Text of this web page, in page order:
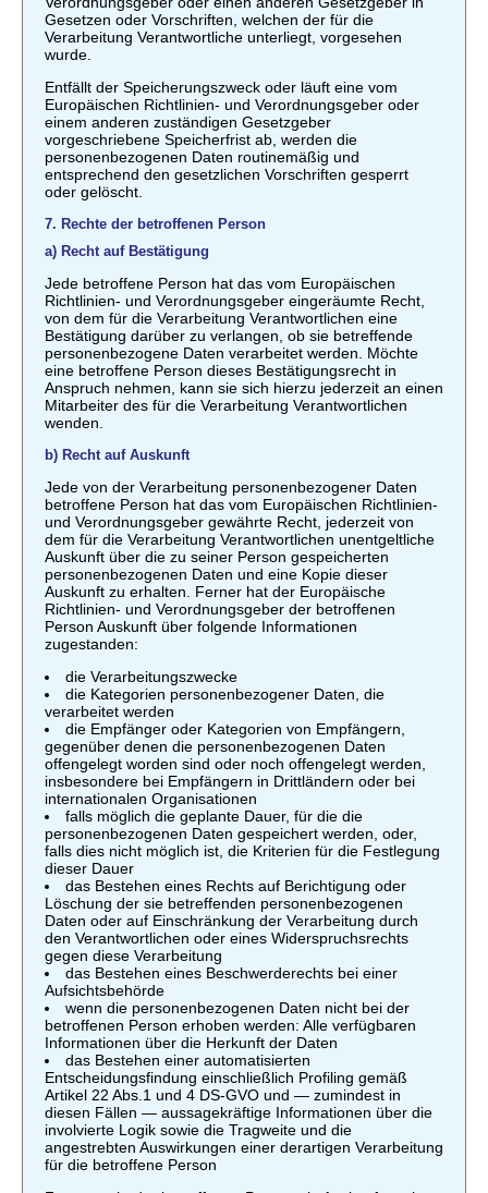
Gesetzen oder Vorschriften, welchen der für die
Verarbeitung Verantwortliche unterliegt, vorgesehen
wurde.
Entfällt der Speicherungszweck oder läuft eine vom
Europäischen Richtlinien- und Verordnungsgeber oder
einem anderen zuständigen Gesetzgeber
vorgeschriebene Speicherfrist ab, werden die
personenbezogenen Daten routinemäßig und
entsprechend den gesetzlichen Vorschriften gesperrt
oder gelöscht.
7. Rechte der betroffenen Person
a) Recht auf Bestätigung
Jede betroffene Person hat das vom Europäischen
Richtlinien- und Verordnungsgeber eingeräumte Recht,
von dem für die Verarbeitung Verantwortlichen eine
Bestätigung darüber zu verlangen, ob sie betreffende
personenbezogene Daten verarbeitet werden. Möchte
eine betroffene Person dieses Bestätigungsrecht in
Anspruch nehmen, kann sie sich hierzu jederzeit an einen
Mitarbeiter des für die Verarbeitung Verantwortlichen
wenden.
b) Recht auf Auskunft
Jede von der Verarbeitung personenbezogener Daten
betroffene Person hat das vom Europäischen Richtlinien-
und Verordnungsgeber gewährte Recht, jederzeit von
dem für die Verarbeitung Verantwortlichen unentgeltliche
Auskunft über die zu seiner Person gespeicherten
personenbezogenen Daten und eine Kopie dieser
Auskunft zu erhalten. Ferner hat der Europäische
Richtlinien- und Verordnungsgeber der betroffenen
Person Auskunft über folgende Informationen
zugestanden:
die Verarbeitungszwecke
die Kategorien personenbezogener Daten, die
verarbeitet werden
die Empfänger oder Kategorien von Empfängern,
gegenüber denen die personenbezogenen Daten
offengelegt worden sind oder noch offengelegt werden,
insbesondere bei Empfängern in Drittländern oder bei
internationalen Organisationen
falls möglich die geplante Dauer, für die die
personenbezogenen Daten gespeichert werden, oder,
falls dies nicht möglich ist, die Kriterien für die Festlegung
dieser Dauer
das Bestehen eines Rechts auf Berichtigung oder
Löschung der sie betreffenden personenbezogenen
Daten oder auf Einschränkung der Verarbeitung durch
den Verantwortlichen oder eines Widerspruchsrechts
gegen diese Verarbeitung
das Bestehen eines Beschwerderechts bei einer
Aufsichtsbehörde
wenn die personenbezogenen Daten nicht bei der
betroffenen Person erhoben werden: Alle verfügbaren
Informationen über die Herkunft der Daten
das Bestehen einer automatisierten
Entscheidungsfindung einschließlich Profiling gemäß
Artikel 22 Abs.1 und 4 DS-GVO und — zumindest in
diesen Fällen — aussagekräftige Informationen über die
involvierte Logik sowie die Tragweite und die
angestrebten Auswirkungen einer derartigen Verarbeitung
für die betroffene Person